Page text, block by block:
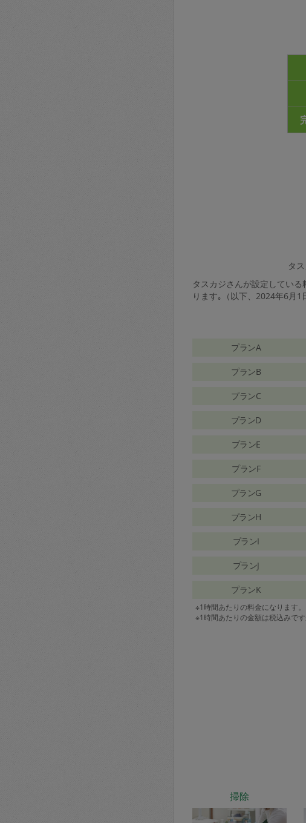
タ
タスカジさんが設定してい
ります｡（以下、2024年6月1
プランA
プランB
プランC
プランD
プランE
プランF
プランG
プランH
プランI
プランJ
プランK
※1時間あたりの料金になります。
※1時間あたりの金額は税込みで
掃除